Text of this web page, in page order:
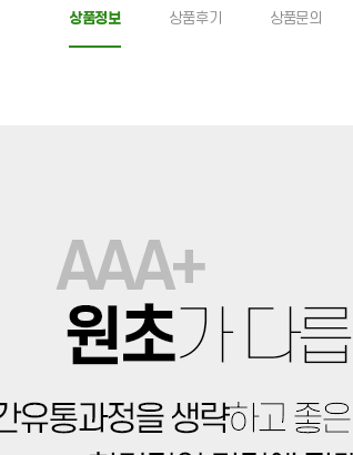
상품정보 상품후기 상품문의